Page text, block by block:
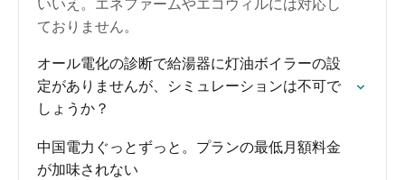
ておりません。
オール電化の診断で給湯器に灯油ボイラーの設
定がありませんが、シミュレーションは不可で
しょうか？
中国電力ぐっとずっと。プランの最低月額料金
が加味されない